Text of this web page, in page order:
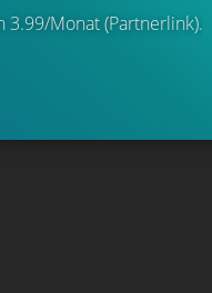
3.99/Monat (Partnerlink).